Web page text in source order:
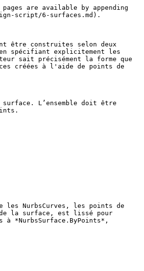
are available by appending
script/6-surfaces.md).
être construites selon deux
spécifiant explicitement les
sait précisément la forme que
créées à l'aide de points de
L’ensemble doit être
les NurbsCurves, les points de
de la surface, est lissé pour
*NurbsSurface.ByPoints*,